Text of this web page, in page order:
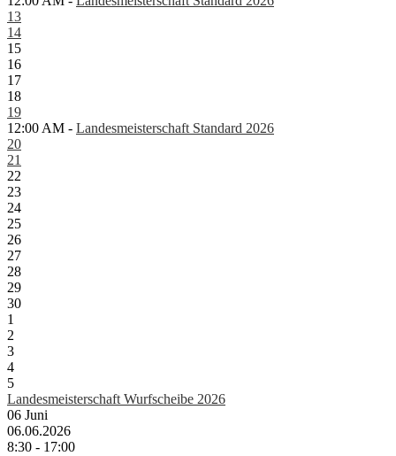
13
14
15
16
17
18
19
12:00 AM - Landesmeisterschaft Standard 2026
20
21
22
23
24
25
26
27
28
29
30
1
2
3
4
5
Landesmeisterschaft Wurfscheibe 2026
06 Juni
06.06.2026
8:30 - 17:00